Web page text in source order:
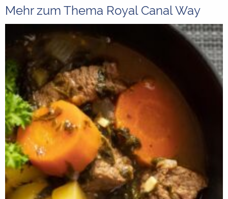
Mehr zum Thema Royal Canal Way